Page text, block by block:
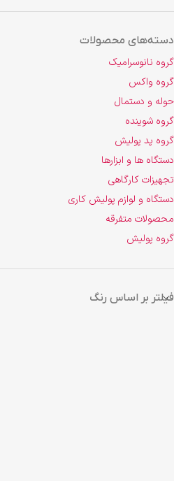
دسته‌های محصولات
گروه نانوسرامیک
گروه واکس
حوله و دستمال
گروه شوینده
گروه پد پولیش
دستگاه ها و ابزارها
تجهیزات کارگاهی
دستگاه و لوازم پولیش کاری
محصولات متفرقه
گروه پولیش
فیلتر بر اساس رنگ